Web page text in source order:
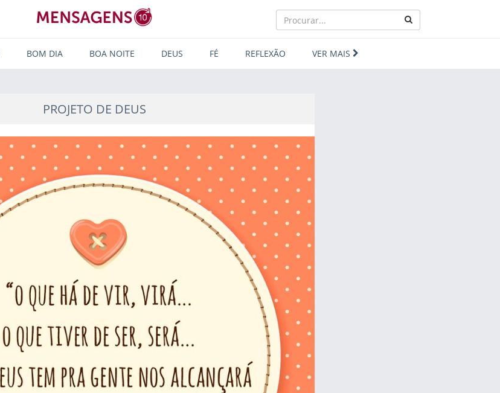
BOM DIA BOA NOITE DEUS FÉ REFLEXÃO VER MAIS
PROJETO DE DEUS